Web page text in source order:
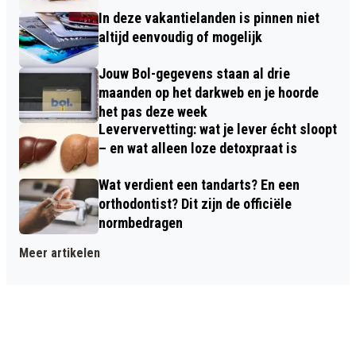
In deze vakantielanden is pinnen niet
altijd eenvoudig of mogelijk
Jouw Bol-gegevens staan al drie
maanden op het darkweb en je hoorde
het pas deze week
Leververvetting: wat je lever écht sloopt
– en wat alleen loze detoxpraat is
Wat verdient een tandarts? En een
orthodontist? Dit zijn de officiële
normbedragen
Meer artikelen